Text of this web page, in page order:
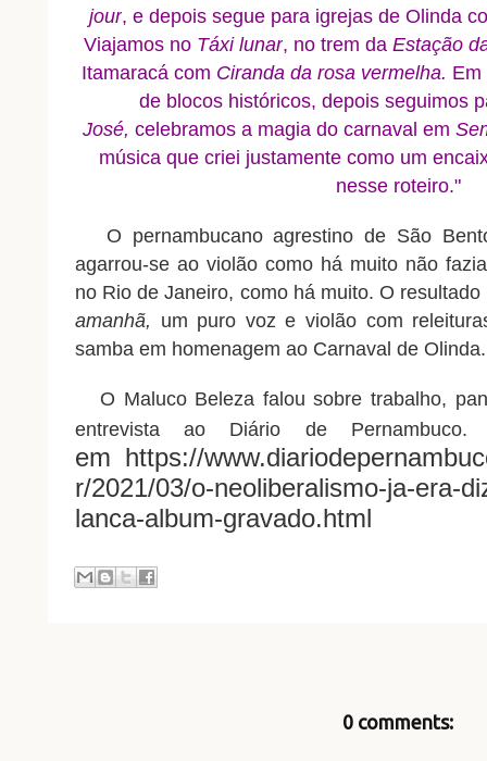
jour, e depois segue para igrejas de Olinda
Viajamos no Táxi lunar, no trem da Estação
Itamaracá com Ciranda da rosa vermelha. Em
de blocos históricos, depois seguimos
José, celebramos a magia do carnaval em
música que criei justamente como um
nesse roteiro."
O pernambucano agrestino de São
agarrou-se ao violão como há muito não
no Rio de Janeiro, como há muito. O
amanhã, um puro voz e violão com
samba em homenagem ao Carnaval de Olinda.
O Maluco Beleza falou sobre trabalho,
entrevista ao Diário de
em https://
r/2021/03/o-neoliberalismo-ja-era-
lanca-album-gravado.html
0 comments: